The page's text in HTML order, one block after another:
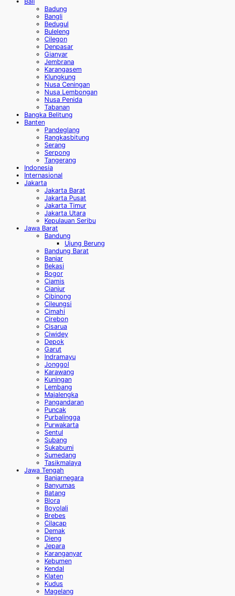
Badung
Bangli
Bedugul
Buleleng
Cilegon
Denpasar
Gianyar
Jembrana
Karangasem
Klungkung
Nusa Ceningan
Nusa Lembongan
Nusa Penida
Tabanan
Bangka Belitung
Banten
Pandeglang
Rangkasbitung
Serang
Serpong
Tangerang
Indonesia
Internasional
Jakarta
Jakarta Barat
Jakarta Pusat
Jakarta Timur
Jakarta Utara
Kepulauan Seribu
Jawa Barat
Bandung
Ujung Berung
Bandung Barat
Banjar
Bekasi
Bogor
Ciamis
Cianjur
Cibinong
Cileungsi
Cimahi
Cirebon
Cisarua
Ciwidey
Depok
Garut
Indramayu
Jonggol
Karawang
Kuningan
Lembang
Majalengka
Pangandaran
Puncak
Purbalingga
Purwakarta
Sentul
Subang
Sukabumi
Sumedang
Tasikmalaya
Jawa Tengah
Banjarnegara
Banyumas
Batang
Blora
Boyolali
Brebes
Cilacap
Demak
Dieng
Jepara
Karanganyar
Kebumen
Kendal
Klaten
Kudus
Magelang